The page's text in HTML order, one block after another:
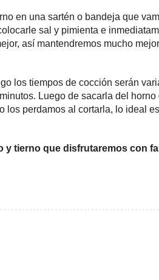
en una sartén o bandeja que
sal y pimienta e
así mantendremos mucho
los tiempos de cocción serán
Luego de sacarla del
perdamos al cortarla, lo ideal
y tierno que disfrutaremos con